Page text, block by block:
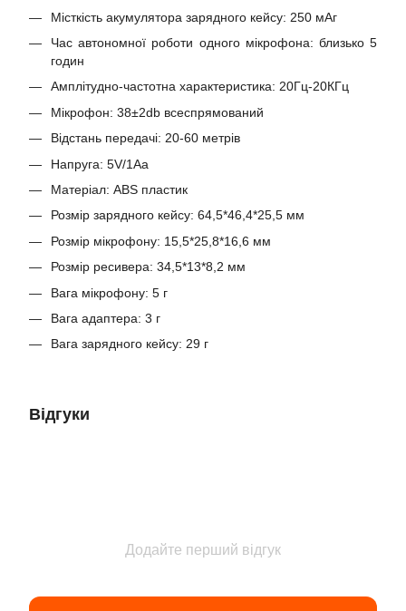
Місткість акумулятора зарядного кейсу: 250 мАг
Час автономної роботи одного мікрофона: близько 5
годин
Амплітудно-частотна характеристика: 20Гц-20КГц
Мікрофон: 38±2db всеспрямований
Відстань передачі: 20-60 метрів
Напруга: 5V/1Aa
Матеріал: ABS пластик
Розмір зарядного кейсу: 64,5*46,4*25,5 мм
Розмір мікрофону: 15,5*25,8*16,6 мм
Розмір ресивера: 34,5*13*8,2 мм
Вага мікрофону: 5 г
Вага адаптера: 3 г
Вага зарядного кейсу: 29 г
Відгуки
Додайте перший відгук